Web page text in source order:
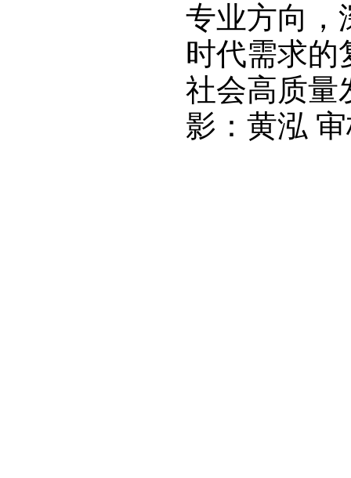
专业方向，
时代需求的
社会高质量
影：黄泓